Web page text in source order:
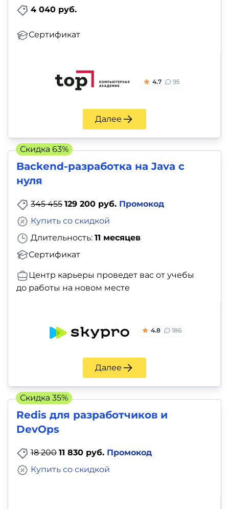
4 040 руб.
Сертификат
4.7 95
Далее
Backend-разработка на Java с
нуля
345 455 129 200 руб. Промокод
Длительность: 11 месяцев
Сертификат
Купить со скидкой
Центр карьеры проведет вас от учебы
до работы на новом месте
4.8 186
Далее
Скидка 63%
Redis для разработчиков и
DevOps
18 200 11 830 руб. Промокод
Купить со скидкой
Скидка 35%